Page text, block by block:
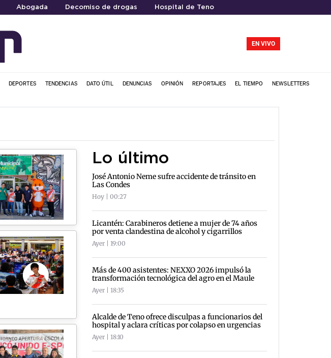
Abogada Decomiso de drogas Hospital de Teno
EN VIVO
DEPORTES TENDENCIAS DATO ÚTIL DENUNCIAS OPINIÓN REPORTAJES EL TIEMPO NEWSLETTERS
Lo último
José Antonio Neme sufre accidente de tránsito en
Las Condes
Hoy | 00:27
Licantén: Carabineros detiene a mujer de 74 años
por venta clandestina de alcohol y cigarrillos
Ayer | 19:00
Más de 400 asistentes: NEXXO 2026 impulsó la
transformación tecnológica del agro en el Maule
Ayer | 18:35
Alcalde de Teno ofrece disculpas a funcionarios del
hospital y aclara críticas por colapso en urgencias
Ayer | 18:10